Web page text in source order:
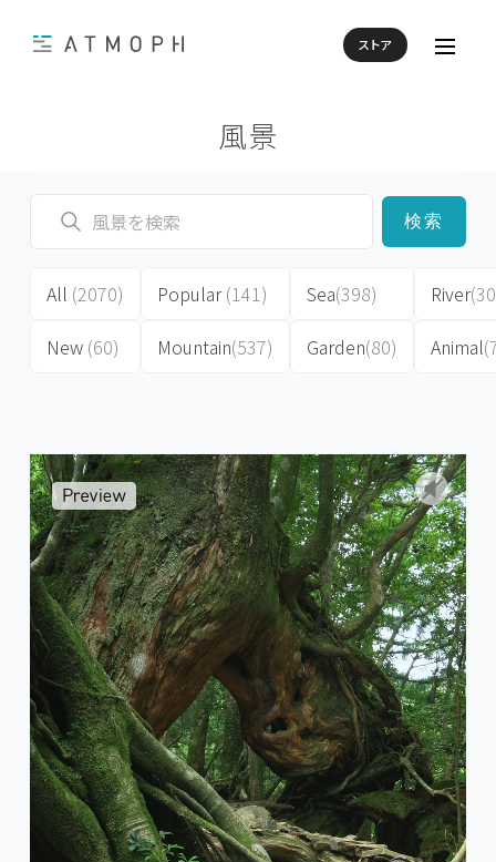
ストア
風景
検索
All (2070)
New (60)
Popular(141)
Mountain(537)
Sea(398)
Garden(80)
River
Animal